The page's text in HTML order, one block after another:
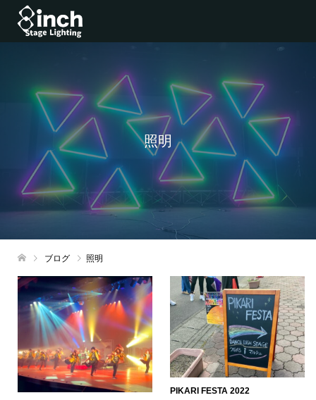
照明
ブログ 照明
PIKARI FESTA 2022